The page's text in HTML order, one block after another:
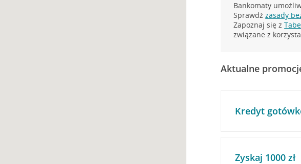
Bankomaty
Sprawdźzasady
Zapoznaj się z
związane z
Aktualne
Kredyt
Zyskaj 1000 zł